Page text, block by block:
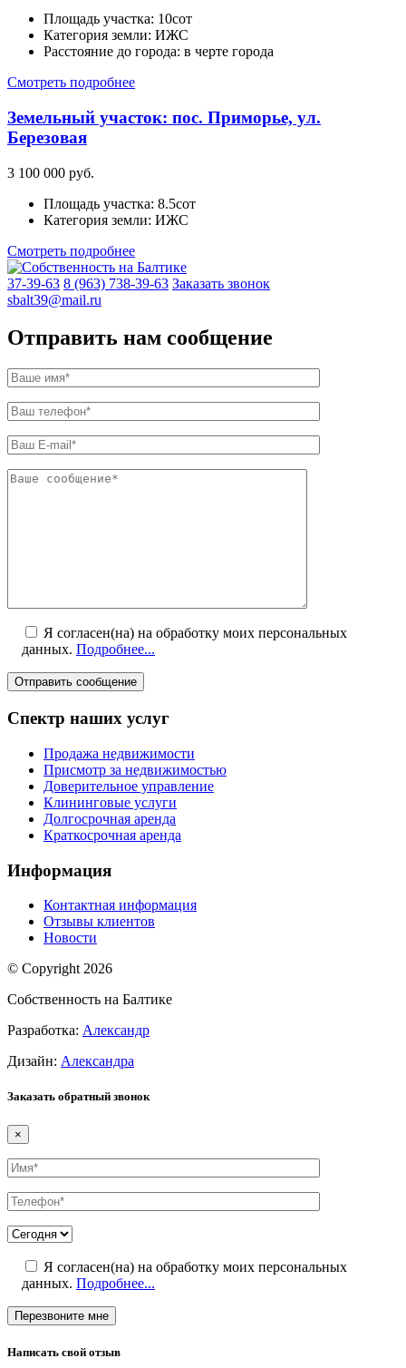
Площадь участка: 10сот
Категория земли: ИЖС
Расстояние до города: в черте города
Смотреть подробнее
Земельный участок: пос. Приморье, ул.
Березовая
3 100 000 руб.
Площадь участка: 8.5сот
Категория земли: ИЖС
Смотреть подробнее
37-39-63 8 (963) 738-39-63 Заказать звонок
sbalt39@mail.ru
Отправить нам сообщение
Я согласен(на) на обработку моих персональных
данных. Подробнее...
Спектр наших услуг
Продажа недвижимости
Присмотр за недвижимостью
Доверительное управление
Клининговые услуги
Долгосрочная аренда
Краткосрочная аренда
Информация
Контактная информация
Отзывы клиентов
Новости
© Copyright 2026
Собственность на Балтике
Разработка: Александр
Дизайн: Александра
Заказать обратный звонок
×
Я согласен(на) на обработку моих персональных
данных. Подробнее...
Написать свой отзыв